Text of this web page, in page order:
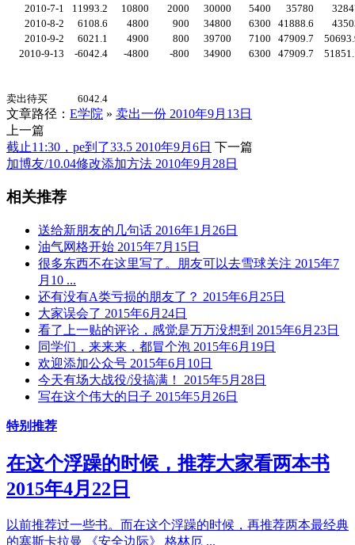
2010-7-1
11993.2 10800 2000 30000 5400 35780
2010-8-2
6108.6 4800 900 34800 6300 41888.6
2010-9-2
6021.1 4900 800 39700 7100 47909.7
2010-9-13
-6042.4 -4800 -800 34900 6300 47909.7
卖出待买 6042.4
文章路径： E学院 » 卖出一份 2010年9月13日
上一篇
截止11:30，pe到了33.5 2010年9月6日 下一篇
加博友/10.04修改添加方法 2010年9月28日
相关推荐
送给新朋友的几句话 2016年1月26日
油气网格开始 2015年7月15日
很多东西不在这里写了。朋友可以去雪球关注 2015年7
月10 ...
还有没有A类亏损的朋友了？ 2015年6月25日
大家误会了 2015年6月24日
看了上一贴的评论，感觉是万万没想到 2015年6月23日
同学们，来来来，都冒个泡 2015年6月19日
欢迎添加公众号 2015年6月10日
今天有场大战役/没搞满！ 2015年5月28日
写在这个伟大的日子 2015年5月26日
特别推荐
在这个浮躁的时候，推荐大家看两本书
2015年4月22日
以前推荐过一些书。而在这个浮躁的时候，再推荐两本最经典
的塞斯卡拉曼 《安全边际》 格林厄 ...